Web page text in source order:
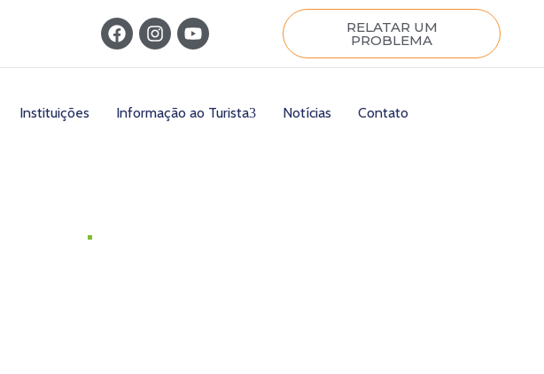
RELATAR UM
PROBLEMA
Instituições Informação ao Turista Notícias Contato